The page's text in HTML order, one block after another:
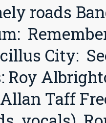
roads
City:
Roy
Taff